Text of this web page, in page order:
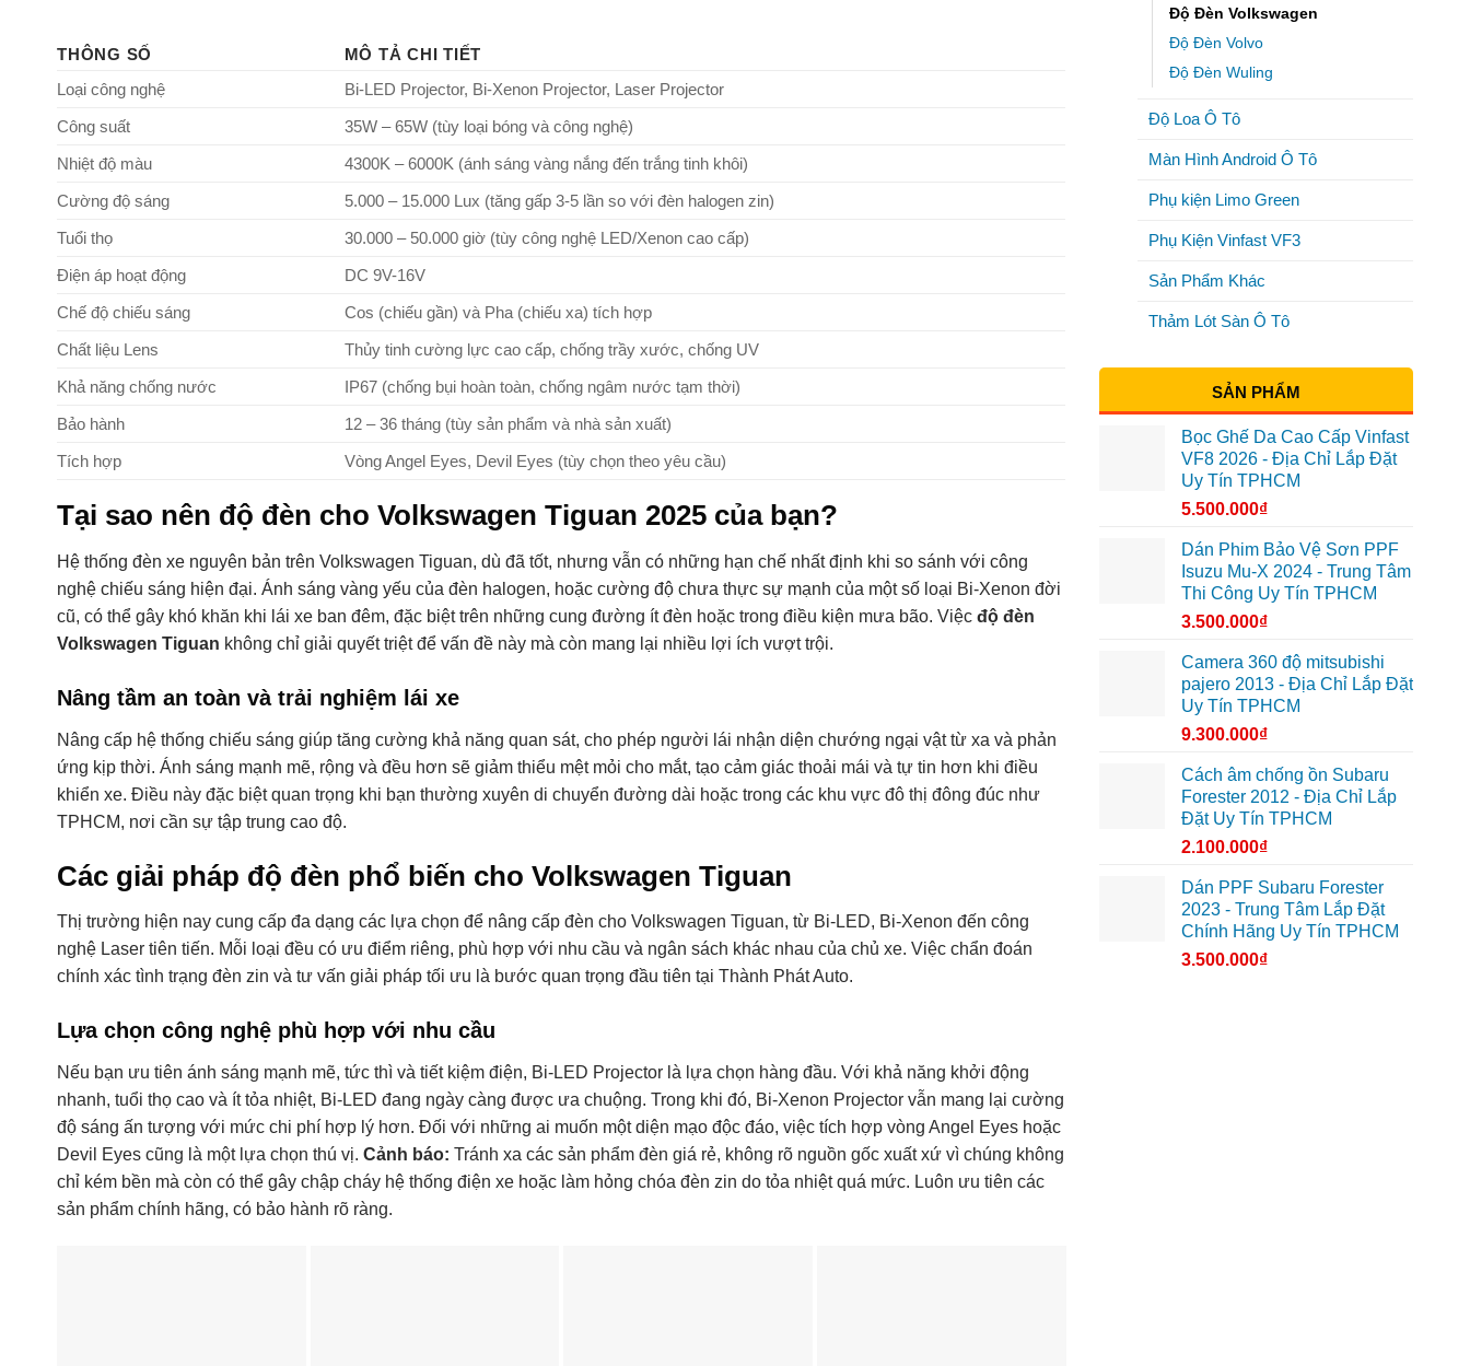
THÔNG SỐ
MÔ TẢ CHI TIẾT
Loại công nghệ
Bi-LED Projector, Bi-Xenon Projector, Laser Projector
Công suất
35W – 65W (tùy loại bóng và công nghệ)
Nhiệt độ màu
4300K – 6000K (ánh sáng vàng nắng đến trắng tinh khôi)
Cường độ sáng
5.000 – 15.000 Lux (tăng gấp 3-5 lần so với đèn halogen zin)
Tuổi thọ
30.000 – 50.000 giờ (tùy công nghệ LED/Xenon cao cấp)
Điện áp hoạt động
DC 9V-16V
Chế độ chiếu sáng
Cos (chiếu gần) và Pha (chiếu xa) tích hợp
Chất liệu Lens
Thủy tinh cường lực cao cấp, chống trầy xước, chống UV
Khả năng chống nước
IP67 (chống bụi hoàn toàn, chống ngâm nước tạm thời)
Bảo hành
12 – 36 tháng (tùy sản phẩm và nhà sản xuất)
Tích hợp
Vòng Angel Eyes, Devil Eyes (tùy chọn theo yêu cầu)
Tại sao nên độ đèn cho Volkswagen Tiguan 2025 của bạn?
Hệ thống đèn xe nguyên bản trên Volkswagen Tiguan, dù đã tốt, nhưng vẫn có những hạn chế nhất định khi so sánh với công
nghệ chiếu sáng hiện đại. Ánh sáng vàng yếu của đèn halogen, hoặc cường độ chưa thực sự mạnh của một số loại Bi-Xenon đời
cũ, có thể gây khó khăn khi lái xe ban đêm, đặc biệt trên những cung đường ít đèn hoặc trong điều kiện mưa bão. Việc độ đèn
Volkswagen Tiguan không chỉ giải quyết triệt để vấn đề này mà còn mang lại nhiều lợi ích vượt trội.
Nâng tầm an toàn và trải nghiệm lái xe
Nâng cấp hệ thống chiếu sáng giúp tăng cường khả năng quan sát, cho phép người lái nhận diện chướng ngại vật từ xa và phản
ứng kịp thời. Ánh sáng mạnh mẽ, rộng và đều hơn sẽ giảm thiểu mệt mỏi cho mắt, tạo cảm giác thoải mái và tự tin hơn khi điều
khiển xe. Điều này đặc biệt quan trọng khi bạn thường xuyên di chuyển đường dài hoặc trong các khu vực đô thị đông đúc như
TPHCM, nơi cần sự tập trung cao độ.
Các giải pháp độ đèn phổ biến cho Volkswagen Tiguan
Thị trường hiện nay cung cấp đa dạng các lựa chọn để nâng cấp đèn cho Volkswagen Tiguan, từ Bi-LED, Bi-Xenon đến công
nghệ Laser tiên tiến. Mỗi loại đều có ưu điểm riêng, phù hợp với nhu cầu và ngân sách khác nhau của chủ xe. Việc chẩn đoán
chính xác tình trạng đèn zin và tư vấn giải pháp tối ưu là bước quan trọng đầu tiên tại Thành Phát Auto.
Lựa chọn công nghệ phù hợp với nhu cầu
Nếu bạn ưu tiên ánh sáng mạnh mẽ, tức thì và tiết kiệm điện, Bi-LED Projector là lựa chọn hàng đầu. Với khả năng khởi động
nhanh, tuổi thọ cao và ít tỏa nhiệt, Bi-LED đang ngày càng được ưa chuộng. Trong khi đó, Bi-Xenon Projector vẫn mang lại cường
độ sáng ấn tượng với mức chi phí hợp lý hơn. Đối với những ai muốn một diện mạo độc đáo, việc tích hợp vòng Angel Eyes hoặc
Devil Eyes cũng là một lựa chọn thú vị. Cảnh báo: Tránh xa các sản phẩm đèn giá rẻ, không rõ nguồn gốc xuất xứ vì chúng không
chỉ kém bền mà còn có thể gây chập cháy hệ thống điện xe hoặc làm hỏng chóa đèn zin do tỏa nhiệt quá mức. Luôn ưu tiên các
sản phẩm chính hãng, có bảo hành rõ ràng.
Độ Đèn Volkswagen
Độ Đèn Volvo
Độ Đèn Wuling
Độ Loa Ô Tô
Màn Hình Android Ô Tô
Phụ kiện Limo Green
Phụ Kiện Vinfast VF3
Sản Phẩm Khác
Thảm Lót Sàn Ô Tô
SẢN PHẨM
Bọc Ghế Da Cao Cấp Vinfast
VF8 2026 - Địa Chỉ Lắp Đặt
Uy Tín TPHCM
5.500.000₫
Dán Phim Bảo Vệ Sơn PPF
Isuzu Mu-X 2024 - Trung Tâm
Thi Công Uy Tín TPHCM
3.500.000₫
Camera 360 độ mitsubishi
pajero 2013 - Địa Chỉ Lắp Đặt
Uy Tín TPHCM
9.300.000₫
Cách âm chống ồn Subaru
Forester 2012 - Địa Chỉ Lắp
Đặt Uy Tín TPHCM
2.100.000₫
Dán PPF Subaru Forester
2023 - Trung Tâm Lắp Đặt
Chính Hãng Uy Tín TPHCM
3.500.000₫